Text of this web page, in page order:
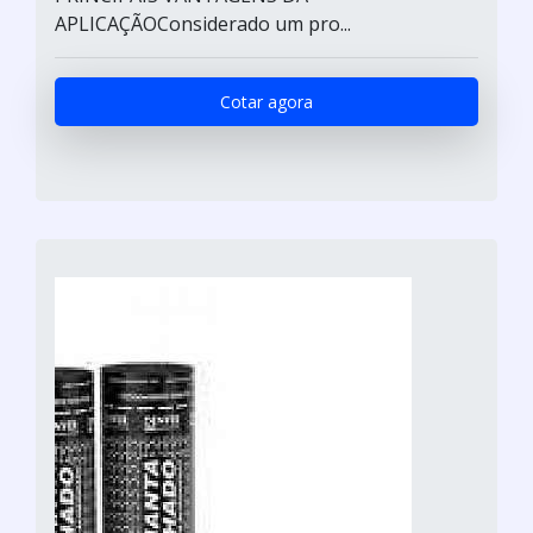
APLICAÇÃOConsiderado um pro...
Cotar agora